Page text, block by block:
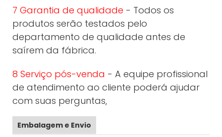
7 Garantia de qualidade - Todos os
produtos serão testados pelo
departamento de qualidade antes de
saírem da fábrica.
8 Serviço pós-venda - A equipe profissional
de atendimento ao cliente poderá ajudar
com suas perguntas,
Embalagem e Envio